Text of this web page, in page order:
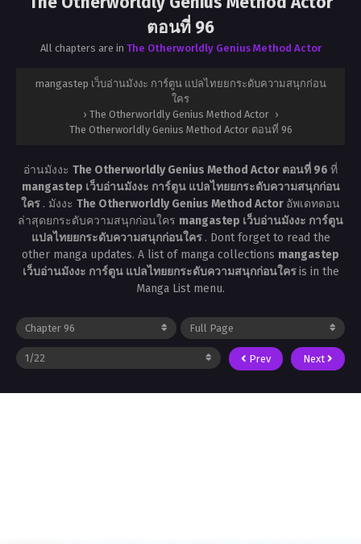
ตอนที่ 96
All chapters are in The Otherworldly Genius Method Actor
mangastep เว็บอ่านมังงะ การ์ตูน แปลไทยยกระดับความสนุกก่อน
ใคร
› The Otherworldly Genius Method Actor ›
The Otherworldly Genius Method Actor ตอนที่ 96
อ่านมังงะ The Otherworldly Genius Method Actor ตอนที่ 96 ที่
mangastep เว็บอ่านมังงะ การ์ตูน แปลไทยยกระดับความสนุกก่อน
ใคร . มังงะ The Otherworldly Genius Method Actor อัพเดทตอน
ล่าสุดยกระดับความสนุกก่อนใคร mangastep เว็บอ่านมังงะ การ์ตูน
แปลไทยยกระดับความสนุกก่อนใคร . Dont forget to read the
other manga updates. A list of manga collections mangastep
เว็บอ่านมังงะ การ์ตูน แปลไทยยกระดับความสนุกก่อนใครis in the
Manga List menu.
Prev Next